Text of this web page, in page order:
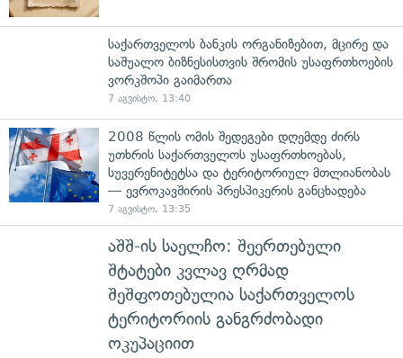
საქართველოს ბანკის ორგანიზებით, მცირე და
საშუალო ბიზნესისთვის შრომის უსაფრთხოების
ვორკშოპი გაიმართა
7 აგვისტო, 13:40
2008 წლის ომის შედეგები დღემდე ძირს
უთხრის საქართველოს უსაფრთხოებას,
სუვერენიტეტსა და ტერიტორიულ მთლიანობას
— ევროკავშირის პრესპიკერის განცხადება
7 აგვისტო, 13:35
აშშ-ის საელჩო: შეერთებული
შტატები კვლავ ღრმად
შეშფოთებულია საქართველოს
ტერიტორიის განგრძობადი
ოკუპაციით